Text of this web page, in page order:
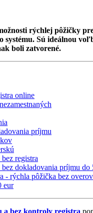
rýchlej pôžičky
systému. Sú ideálnou
boli zatvorené.
online
príjmu
registra
dokladovania príjmu do
- rýchla pôžička bez
eur